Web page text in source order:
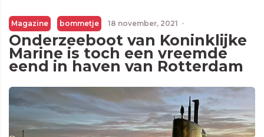
Magazine bommetje 18 november, 2021 ·
Onderzeeboot van Koninklijke
Marine is toch een vreemde
eend in haven van Rotterdam